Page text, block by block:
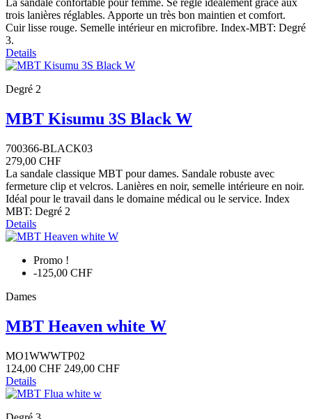
La sandale confortable pour femme. Se règle idéalement grace aux
trois lanières réglables. Apporte un très bon maintien et comfort.
Cuir lisse rouge. Semelle intérieur en microfibre. Index-MBT: Degré
3.
Details
Degré 2
MBT Kisumu 3S Black W
700366-BLACK03
279,00 CHF
La sandale classique MBT pour dames. Sandale robuste avec
fermeture clip et velcros. Lanières en noir, semelle intérieure en noir.
Idéal pour le travail dans le domaine médical ou le service. Index
MBT: Degré 2
Details
Promo !
-125,00 CHF
Dames
MBT Heaven white W
MO1WWWTP02
124,00 CHF 249,00 CHF
Details